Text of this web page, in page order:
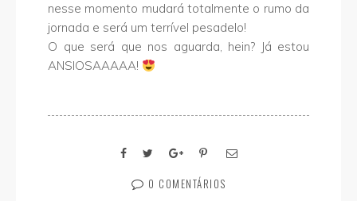
nesse momento mudará totalmente o rumo da
jornada e será um terrível pesadelo!
O que será que nos aguarda, hein? Já estou
ANSIOSAAAAA!
0 COMENTÁRIOS